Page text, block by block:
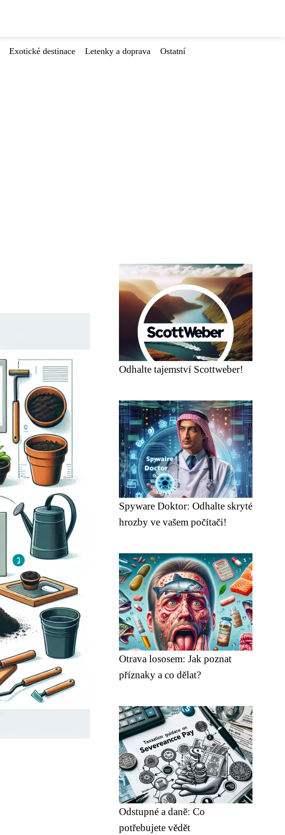
Exotické destinace Letenky a doprava
Ostatní
Odhalte tajemství Scottweber!
Spyware Doktor: Odhalte skryté
hrozby ve vašem počítači!
Otrava lososem: Jak poznat
příznaky a co dělat?
Odstupné a daně: Co
potřebujete vědět